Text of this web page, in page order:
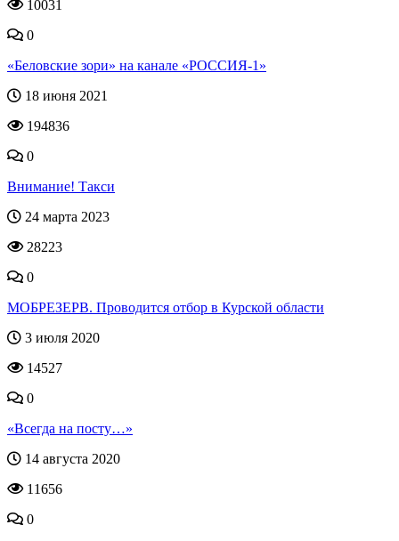
10031
0
«Беловские зори» на канале «РОССИЯ-1»
18 июня 2021
194836
0
Внимание! Такси
24 марта 2023
28223
0
МОБРЕЗЕРВ. Проводится отбор в Курской области
3 июля 2020
14527
0
«Всегда на посту…»
14 августа 2020
11656
0